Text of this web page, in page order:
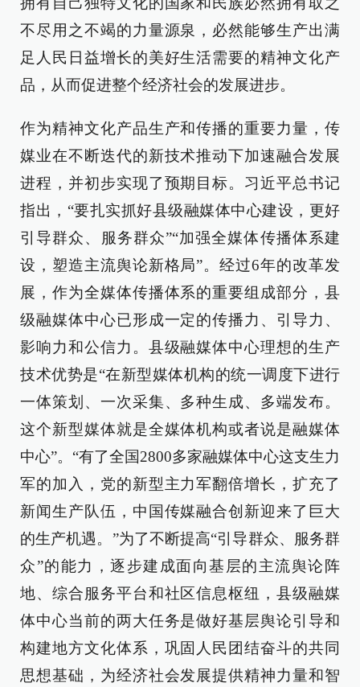
不尽用之不竭的力量源泉，必然能够生产出满
足人民日益增长的美好生活需要的精神文化产
品，从而促进整个经济社会的发展进步。
作为精神文化产品生产和传播的重要力量，传
媒业在不断迭代的新技术推动下加速融合发展
进程，并初步实现了预期目标。习近平总书记
指出，“要扎实抓好县级融媒体中心建设，更好
引导群众、服务群众”“加强全媒体传播体系建
设，塑造主流舆论新格局”。经过6年的改革发
展，作为全媒体传播体系的重要组成部分，县
级融媒体中心已形成一定的传播力、引导力、
影响力和公信力。县级融媒体中心理想的生产
技术优势是“在新型媒体机构的统一调度下进行
一体策划、一次采集、多种生成、多端发布。
这个新型媒体就是全媒体机构或者说是融媒体
中心”。“有了全国2800多家融媒体中心这支生力
军的加入，党的新型主力军翻倍增长，扩充了
新闻生产队伍，中国传媒融合创新迎来了巨大
的生产机遇。”为了不断提高“引导群众、服务群
众”的能力，逐步建成面向基层的主流舆论阵
地、综合服务平台和社区信息枢纽，县级融媒
体中心当前的两大任务是做好基层舆论引导和
构建地方文化体系，巩固人民团结奋斗的共同
思想基础，为经济社会发展提供精神力量和智